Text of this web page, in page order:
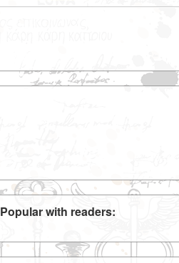
Popular with readers: